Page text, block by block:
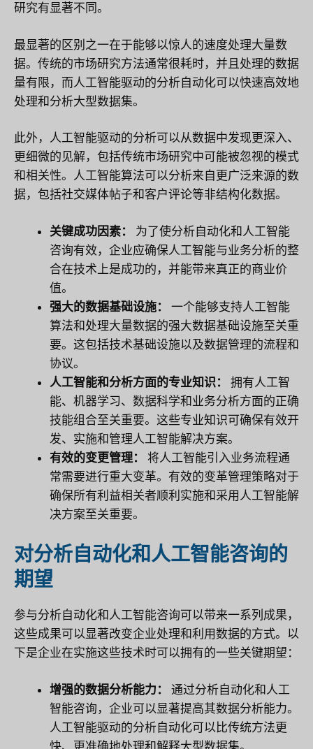
研究有显著不同。
最显著的区别之一在于能够以惊人的速度处理大量数
据。传统的市场研究方法通常很耗时，并且处理的数据
量有限，而人工智能驱动的分析自动化可以快速高效地
处理和分析大型数据集。
此外，人工智能驱动的分析可以从数据中发现更深入、
更细微的见解，包括传统市场研究中可能被忽视的模式
和相关性。人工智能算法可以分析来自更广泛来源的数
据，包括社交媒体帖子和客户评论等非结构化数据。
关键成功因素：
为了使分析自动化和人工智能
咨询有效，企业应确保人工智能与业务分析的整
合在技术上是成功的，并能带来真正的商业价
值。
强大的数据基础设施：
一个能够支持人工智能
算法和处理大量数据的强大数据基础设施至关重
要。这包括技术基础设施以及数据管理的流程和
协议。
人工智能和分析方面的专业知识：
拥有人工智
能、机器学习、数据科学和业务分析方面的正确
技能组合至关重要。这些专业知识可确保有效开
发、实施和管理人工智能解决方案。
有效的变更管理：
将人工智能引入业务流程通
常需要进行重大变革。有效的变革管理策略对于
确保所有利益相关者顺利实施和采用人工智能解
决方案至关重要。
对分析自动化和人工智能咨询的
期望
参与分析自动化和人工智能咨询可以带来一系列成果，
这些成果可以显著改变企业处理和利用数据的方式。以
下是企业在实施这些技术时可以拥有的一些关键期望：
增强的数据分析能力：
通过分析自动化和人工
智能咨询，企业可以显著提高其数据分析能力。
人工智能驱动的分析自动化可以比传统方法更
快、更准确地处理和解释大型数据集。